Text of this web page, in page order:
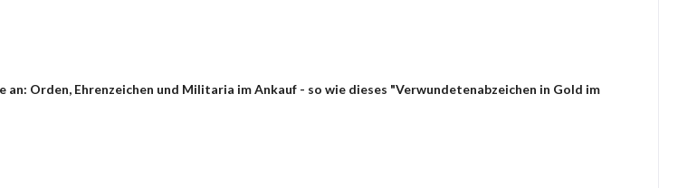
Orden, Ehrenzeichen und Militaria im Ankauf - so wie dieses "Verwundetenabzeichen in Gold im